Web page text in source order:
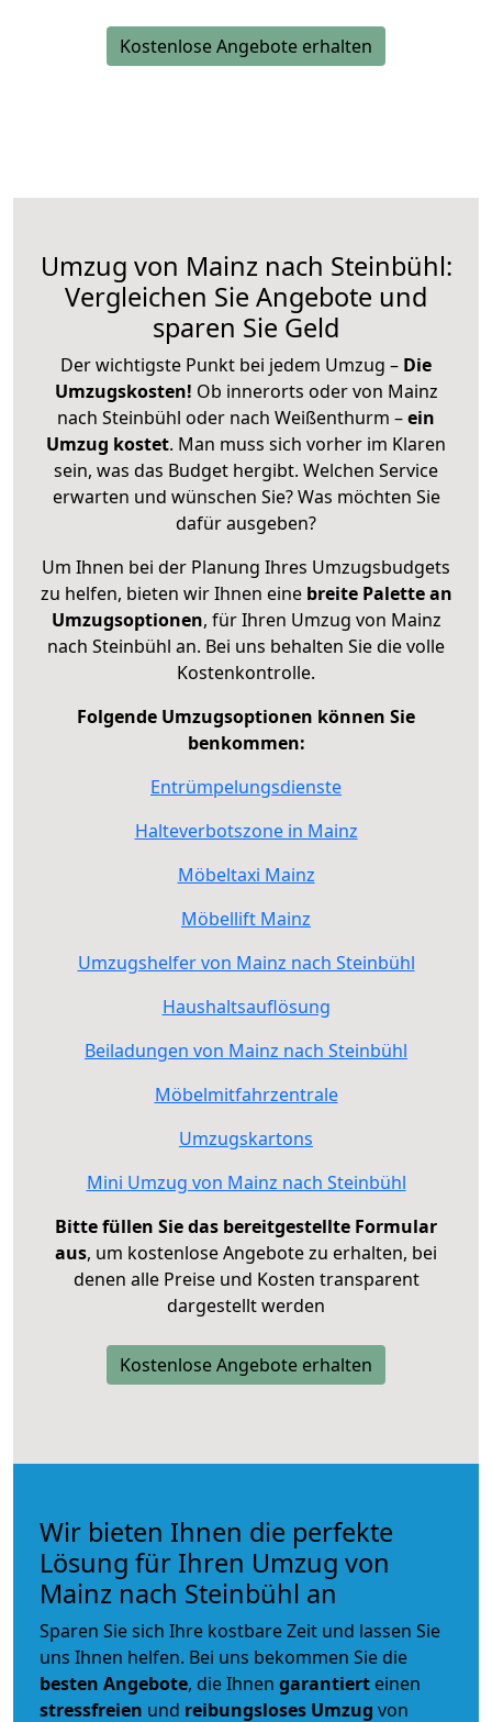
Kostenlose Angebote erhalten
Umzug von Mainz nach Steinbühl:
Vergleichen Sie Angebote und
sparen Sie Geld
Der wichtigste Punkt bei jedem Umzug – Die
Umzugskosten! Ob innerorts oder von Mainz
nach Steinbühl oder nach Weißenthurm –ein
Umzug kostet. Man muss sich vorher im Klaren
sein, was das Budget hergibt. Welchen Service
erwarten und wünschen Sie? Was möchten Sie
dafür ausgeben?
Um Ihnen bei der Planung Ihres Umzugsbudgets
zu helfen, bieten wir Ihnen eine breite Palette an
Umzugsoptionen, für Ihren Umzug von Mainz
nach Steinbühl an. Bei uns behalten Sie die volle
Kostenkontrolle.
Folgende Umzugsoptionen können Sie
benkommen:
Entrümpelungsdienste
Halteverbotszone in Mainz
Möbeltaxi Mainz
Möbellift Mainz
Umzugshelfer von Mainz nach Steinbühl
Haushaltsauflösung
Beiladungen von Mainz nach Steinbühl
Möbelmitfahrzentrale
Umzugskartons
Mini Umzug von Mainz nach Steinbühl
Bitte füllen Sie das bereitgestellte Formular
aus, um kostenlose Angebote zu erhalten, bei
denen alle Preise und Kosten transparent
dargestellt werden
Kostenlose Angebote erhalten
Wir bieten Ihnen die perfekte
Lösung für Ihren Umzug von
Mainz nach Steinbühl an
Sparen Sie sich Ihre kostbare Zeit und lassen Sie
uns Ihnen helfen. Bei uns bekommen Sie die
besten Angebote, die Ihnen garantiert einen
stressfreien und reibungsloses Umzug von